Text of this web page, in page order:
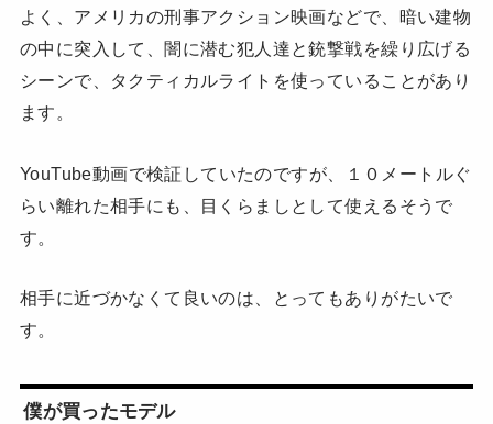
よく、アメリカの刑事アクション映画などで、暗い建物
の中に突入して、闇に潜む犯人達と銃撃戦を繰り広げる
シーンで、タクティカルライトを使っていることがあり
ます。
YouTube動画で検証していたのですが、１０メートルぐ
らい離れた相手にも、目くらましとして使えるそうで
す。
相手に近づかなくて良いのは、とってもありがたいで
す。
僕が買ったモデル